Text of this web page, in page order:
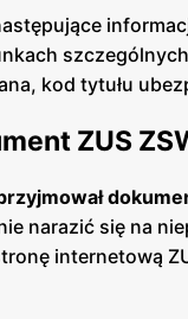
kod tytułu
ZUS
narazić się na
internetową